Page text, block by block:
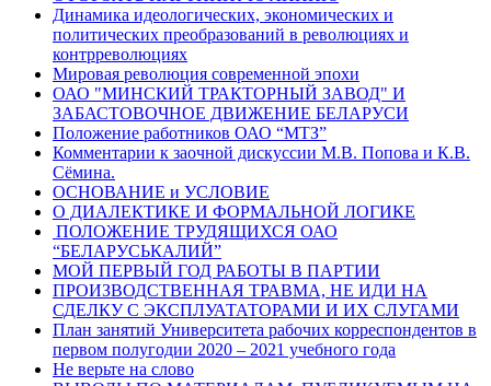
Динамика идеологических, экономических и
политических преобразований в революциях и
контрреволюциях
Мировая революция современной эпохи
ОАО "МИНСКИЙ ТРАКТОРНЫЙ ЗАВОД" И
ЗАБАСТОВОЧНОЕ ДВИЖЕНИЕ БЕЛАРУСИ
Положение работников ОАО “МТЗ”
Комментарии к заочной дискуссии М.В. Попова и К.В.
Сёмина.
ОСНОВАНИЕ и УСЛОВИЕ
О ДИАЛЕКТИКЕ И ФОРМАЛЬНОЙ ЛОГИКЕ
ПОЛОЖЕНИЕ ТРУДЯЩИХСЯ ОАО
“БЕЛАРУСЬКАЛИЙ”
МОЙ ПЕРВЫЙ ГОД РАБОТЫ В ПАРТИИ
ПРОИЗВОДСТВЕННАЯ ТРАВМА, НЕ ИДИ НА
СДЕЛКУ С ЭКСПЛУАТАТОРАМИ И ИХ СЛУГАМИ
План занятий Университета рабочих корреспондентов в
первом полугодии 2020 – 2021 учебного года
Не верьте на слово